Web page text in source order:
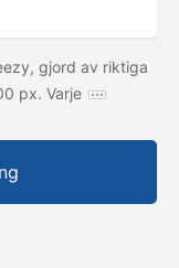
gjord av riktiga
px. Varje